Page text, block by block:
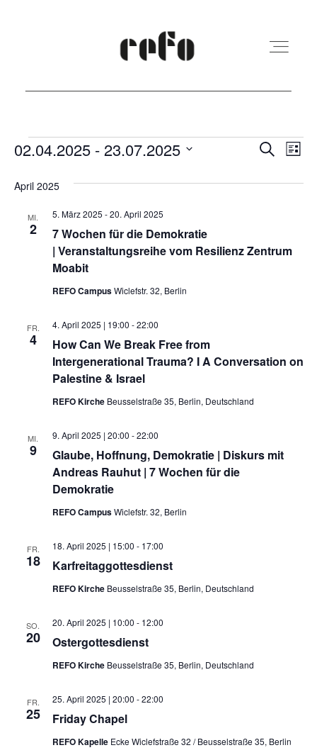
REFO Moabit
Terminkalender
Kita
Kontakt
Veranstaltungen SucheListe
02.04.2025 - 23.07.2025
wählen.
April 2025
MI.
2
7 Wochen für die Demokratie
| Veranstaltungsreihe vom Resilienz Zentrum
Moabit
5. März 2025 -20. April 2025
REFO CampusWiclefstr. 32, Berlin
FR.
4
How Can We Break Free from
Intergenerational Trauma? I A Conversation on
Palestine & Israel
4. April 2025 | 19:00 -22:00
REFO Kirche Beusselstraße 35, Berlin, Deutschland
MI.
9
Glaube, Hoffnung, Demokratie | Diskurs mit
Andreas Rauhut | 7 Wochen für die
Demokratie
9. April 2025 | 20:00 -22:00
REFO CampusWiclefstr. 32, Berlin
FR.
18 Karfreitaggottesdienst
18. April 2025 | 15:00 - 17:00
REFO Kirche Beusselstraße 35, Berlin, Deutschland
SO.
20 Ostergottesdienst
20. April 2025 | 10:00 - 12:00
REFO Kirche Beusselstraße 35, Berlin, Deutschland
FR.
25 Friday Chapel
25. April 2025 | 20:00 -22:00
REFO Kapelle Ecke Wiclefstraße 32 / Beusselstraße 35, Berlin